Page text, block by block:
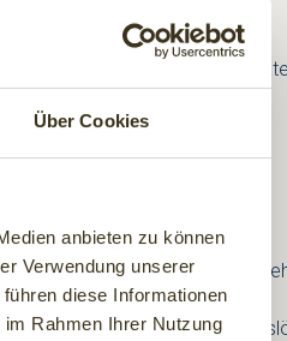
Über Cookies
anbieten zu können
Verwendung unserer
diese Informationen
Rahmen Ihrer Nutzung
und zum Beispiel eine
Stoff-wechsel auf Trab,
(vorher mit sechs